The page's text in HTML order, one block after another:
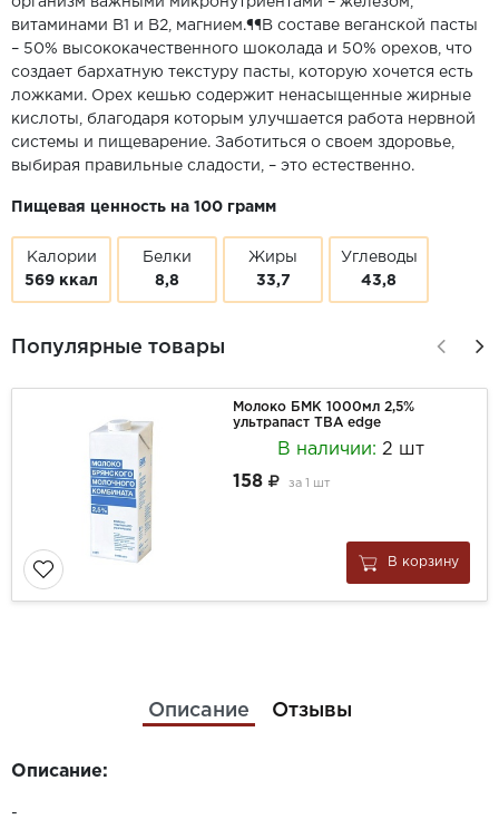
витаминами B1 и B2, магнием.¶¶В составе веганской пасты
– 50% высококачественного шоколада и 50% орехов, что
создает бархатную текстуру пасты, которую хочется есть
ложками. Орех кешью содержит ненасыщенные жирные
кислоты, благодаря которым улучшается работа нервной
системы и пищеварение. Заботиться о своем здоровье,
выбирая правильные сладости, – это естественно.
Пищевая ценность на 100 грамм
Калории
569 ккал
Белки
8,8
Жиры
33,7
Углеводы
43,8
Популярные товары
Молоко БМК 1000мл 2,5%
ультрапаст ТВА edge
В наличии:2 шт
158
за 1 шт
В корзину
Описание Отзывы
Описание:
-